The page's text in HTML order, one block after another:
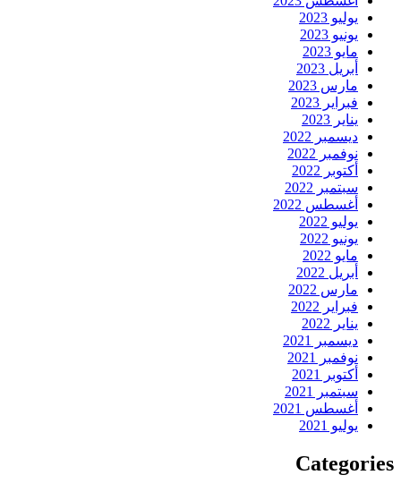
يوليو 2023
يونيو 2023
مايو 2023
أبريل 2023
مارس 2023
فبراير 2023
يناير 2023
ديسمبر 2022
نوفمبر 2022
أكتوبر 2022
سبتمبر 2022
أغسطس 2022
يوليو 2022
يونيو 2022
مايو 2022
أبريل 2022
مارس 2022
فبراير 2022
يناير 2022
ديسمبر 2021
نوفمبر 2021
أكتوبر 2021
سبتمبر 2021
أغسطس 2021
يوليو 2021
Categories